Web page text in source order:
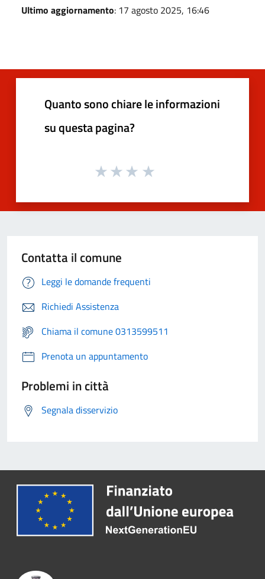
Ultimo aggiornamento: 17 agosto 2025, 16:46
Quanto sono chiare le informazioni
su questa pagina?
Contatta il comune
Leggi le domande frequenti
Richiedi Assistenza
Chiama il comune 0313599511
Prenota un appuntamento
Problemi in città
Segnala disservizio